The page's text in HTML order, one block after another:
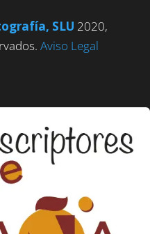
SLU 2020,
Aviso Legal